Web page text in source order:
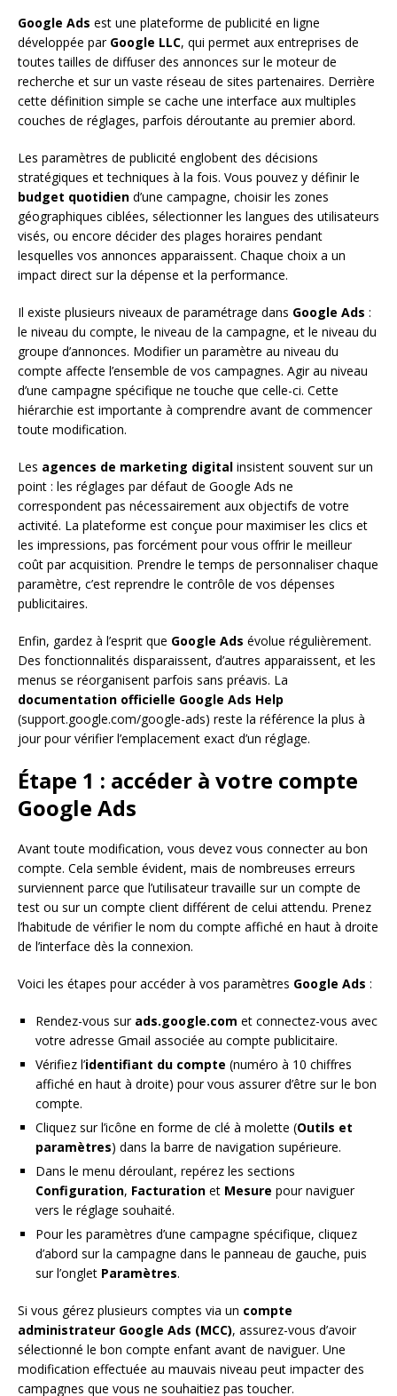
Google Ads est une plateforme de publicité en ligne
développée par Google LLC, qui permet aux entreprises de
toutes tailles de diffuser des annonces sur le moteur de
recherche et sur un vaste réseau de sites partenaires. Derrière
cette définition simple se cache une interface aux multiples
couches de réglages, parfois déroutante au premier abord.
Les paramètres de publicité englobent des décisions
stratégiques et techniques à la fois. Vous pouvez y définir le
budget quotidien d’une campagne, choisir les zones
géographiques ciblées, sélectionner les langues des utilisateurs
visés, ou encore décider des plages horaires pendant
lesquelles vos annonces apparaissent. Chaque choix a un
impact direct sur la dépense et la performance.
Il existe plusieurs niveaux de paramétrage dans Google Ads :
le niveau du compte, le niveau de la campagne, et le niveau du
groupe d’annonces. Modifier un paramètre au niveau du
compte affecte l’ensemble de vos campagnes. Agir au niveau
d’une campagne spécifique ne touche que celle-ci. Cette
hiérarchie est importante à comprendre avant de commencer
toute modification.
Les agences de marketing digital insistent souvent sur un
point : les réglages par défaut de Google Ads ne
correspondent pas nécessairement aux objectifs de votre
activité. La plateforme est conçue pour maximiser les clics et
les impressions, pas forcément pour vous offrir le meilleur
coût par acquisition. Prendre le temps de personnaliser chaque
paramètre, c’est reprendre le contrôle de vos dépenses
publicitaires.
Enfin, gardez à l’esprit que Google Ads évolue régulièrement.
Des fonctionnalités disparaissent, d’autres apparaissent, et les
menus se réorganisent parfois sans préavis. La
documentation officielle Google Ads Help
(support.google.com/google-ads) reste la référence la plus à
jour pour vérifier l’emplacement exact d’un réglage.
Étape 1 : accéder à votre compte
Google Ads
Avant toute modification, vous devez vous connecter au bon
compte. Cela semble évident, mais de nombreuses erreurs
surviennent parce que l’utilisateur travaille sur un compte de
test ou sur un compte client différent de celui attendu. Prenez
l’habitude de vérifier le nom du compte affiché en haut à droite
de l’interface dès la connexion.
Voici les étapes pour accéder à vos paramètres Google Ads :
Rendez-vous sur ads.google.com et connectez-vous avec
votre adresse Gmail associée au compte publicitaire.
Vérifiez l’identifiant du compte (numéro à 10 chiffres
affiché en haut à droite) pour vous assurer d’être sur le bon
compte.
Cliquez sur l’icône en forme de clé à molette (Outils et
paramètres) dans la barre de navigation supérieure.
Dans le menu déroulant, repérez les sections
Configuration, Facturation et Mesure pour naviguer
vers le réglage souhaité.
Pour les paramètres d’une campagne spécifique, cliquez
d’abord sur la campagne dans le panneau de gauche, puis
sur l’onglet Paramètres.
Si vous gérez plusieurs comptes via un compte
administrateur Google Ads (MCC), assurez-vous d’avoir
sélectionné le bon compte enfant avant de naviguer. Une
modification effectuée au mauvais niveau peut impacter des
campagnes que vous ne souhaitiez pas toucher.